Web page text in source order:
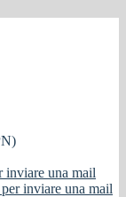
inviare una mail
inviare una mail